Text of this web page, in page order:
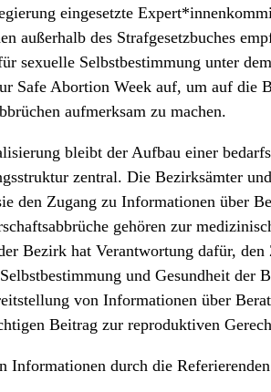
eingesetzte
außerhalb des Strafgesetzbuches
sexuelle Selbstbestimmung unter
Safe Abortion Week auf, um auf die
aufmerksam zu machen.
bleibt der Aufbau einer
zentral. Die Bezirksämter
den Zugang zu Informationen über
gehören zur
Bezirk hat Verantwortung dafür, den
und Gesundheit der
von Informationen über
Beitrag zur reproduktiven
Informationen durch die